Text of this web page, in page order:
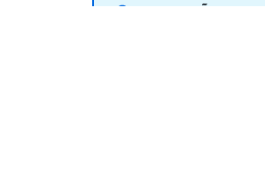
OBSERVAÇÃO: